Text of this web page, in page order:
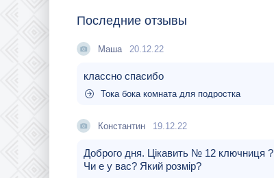
Последние отзывы
Маша 20.12.22
классно спасибо
Тока бока комната для подростка
Константин 19.12.22
Доброго дня. Цікавить № 12 ключниця ?
Чи е у вас? Який розмір?